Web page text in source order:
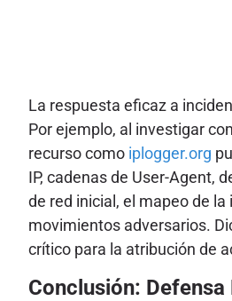
La respuesta eficaz a
Por ejemplo, al investigar
recurso como iplogger.org
IP, cadenas de User-Agent,
de red inicial, el mapeo de
movimientos adversarios.
crítico para la atribución de
Conclusión: